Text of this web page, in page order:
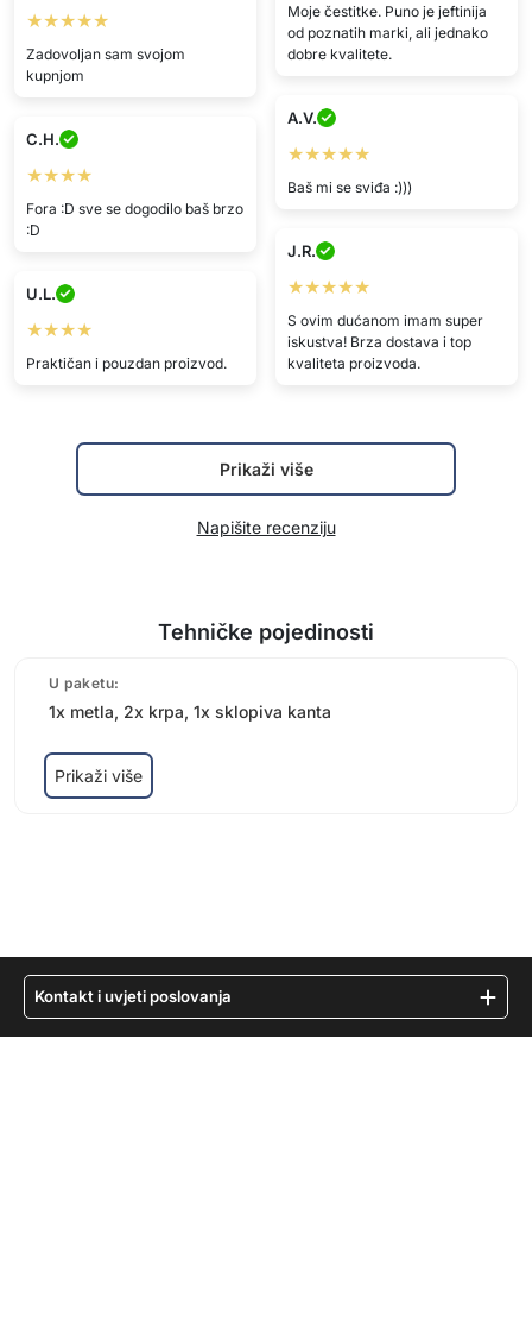
Moje čestitke. Puno je jeftinija
od poznatih marki, ali jednako
dobre kvalitete.
★★★★★
Zadovoljan sam svojom
kupnjom
A.V.
★★★★★
Baš mi se sviđa :)))
C.H.
★★★★
Fora :D sve se dogodilo baš brzo
:D
J.R.
★★★★★
S ovim dućanom imam super
iskustva! Brza dostava i top
kvaliteta proizvoda.
U.L.
★★★★
Praktičan i pouzdan proizvod.
Prikaži više
Napišite recenziju
Tehničke pojedinosti
U paketu:
1x metla, 2x krpa, 1x sklopiva kanta
Prikaži više
Kontakt i uvjeti poslovanja